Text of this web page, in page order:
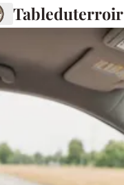
Tableduterroir